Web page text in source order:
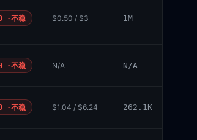
·不稳 $0.50 / $3 1M
·不稳 N/A N/A
·不稳 $1.04 / $6.24 262.1K